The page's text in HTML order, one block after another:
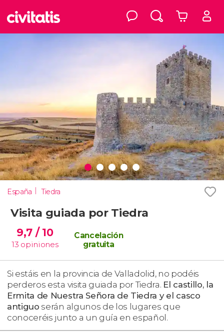
España Tiedra
Visita guiada por Tiedra
9,7 / 10
13 opiniones
Cancelación
gratuita
Si estáis en la provincia de Valladolid, no podéis
perderos esta visita guiada por Tiedra. El castillo, la
Ermita de Nuestra Señora de Tiedra y el casco
antiguo serán algunos de los lugares que
conoceréis junto a un guía en español.